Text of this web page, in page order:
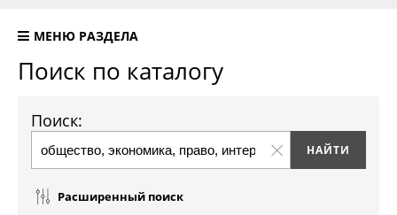
МЕНЮ РАЗДЕЛА
Поиск по каталогу
Поиск:
Расширенный поиск